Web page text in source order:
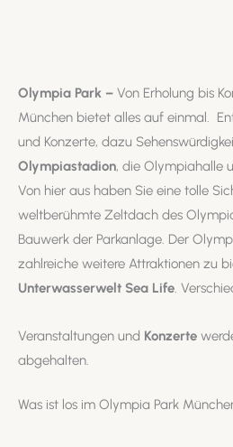
Was ist los im Olympia Park
Olympia Park – Von Erholung bis
München bietet alles auf einmal.
und Konzerte, dazu
Olympiastadion, die Olympiahalle
Von hier aus haben Sie eine tolle
weltberühmte Zeltdach des
Bauwerk der Parkanlage. Der
zahlreiche weitere Attraktionen zu
Unterwasserwelt Sea Life.
Veranstaltungen und Konzerte
abgehalten.